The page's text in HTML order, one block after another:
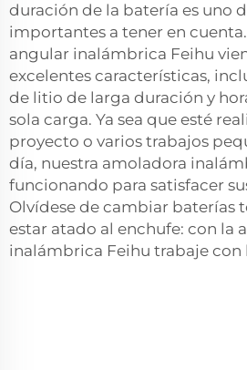
duración de la batería es uno
importantes a tener en
angular inalámbrica Feihu
excelentes características,
de litio de larga duración y
sola carga. Ya sea que esté
proyecto o varios trabajos
día, nuestra amoladora
funcionando para satisfacer
Olvídese de cambiar baterías
estar atado al enchufe: con la
inalámbrica Feihu trabaje con